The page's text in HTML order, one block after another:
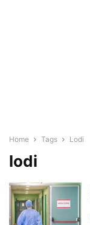
Home Tags Lodi
lodi